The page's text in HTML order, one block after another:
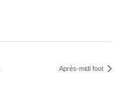
Après-midi foot